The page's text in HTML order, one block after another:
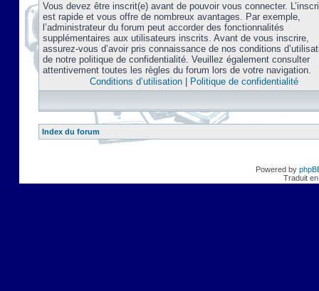
Vous devez être inscrit(e) avant de pouvoir vous connecter.
est rapide et vous offre de nombreux avantages. Par exemple,
l’administrateur du forum peut accorder des fonctionnalités
supplémentaires aux utilisateurs inscrits. Avant de vous inscrire,
assurez-vous d’avoir pris connaissance de nos conditions
de notre politique de confidentialité. Veuillez également consulter
attentivement toutes les règles du forum lors de votre navigation.
Conditions d’utilisation| Politique de confidentialité
Index du forum
Powered by
Traduit